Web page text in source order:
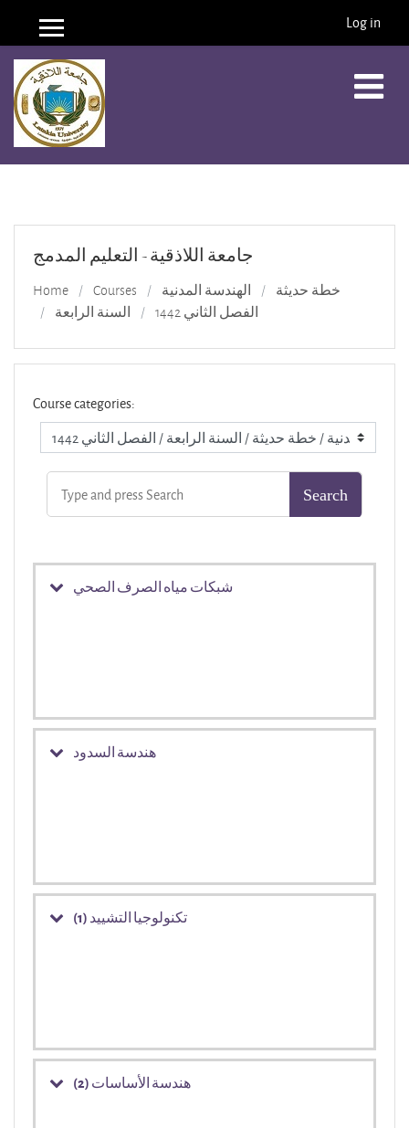
Skip to main content
Side panel Log in
جامعة اللاذقية - التعليم المدمج
Home Courses الهندسة المدنية
خطة حديثة
السنة الرابعة
الفصل الثاني 1442
Course categories:
شبكات مياه الصرف الصحي
هندسة السدود
تكنولوجيا التشييد (1)
هندسة الأساسات (2)